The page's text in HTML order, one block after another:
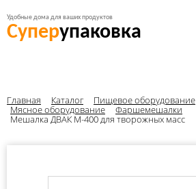
Удобные дома для ваших продуктов
Суперупаковка
Главная Каталог Пищевое оборудование
Мясное оборудование Фаршемешалки
Мешалка ДВАК М-400 для творожных масс